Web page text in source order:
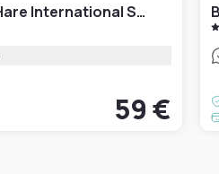
Best Western Plus O'Hare International South Hotel
59 €